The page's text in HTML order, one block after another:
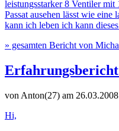
leistungsstarker 8 Ventiler mit
Passat ausehen lässt wie
kann ich leben ich kann
» gesamten Bericht von
von Anton(27) am 26.03.2008
Hi,